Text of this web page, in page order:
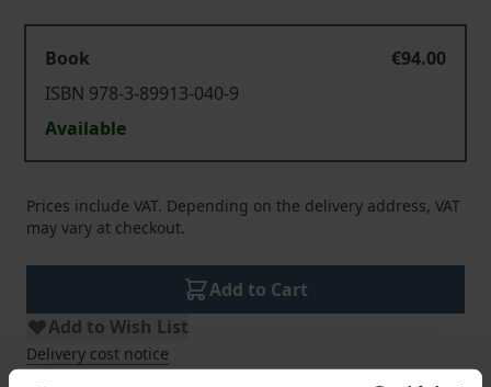
Book
€94.00
ISBN 978-3-89913-040-9
Available
Prices include VAT. Depending on the delivery address, VAT
may vary at checkout.
Add to Cart
Add to Wish List
Delivery cost notice